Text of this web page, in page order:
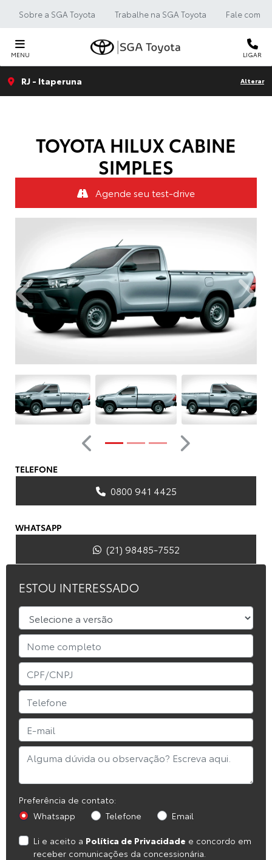
Sobre a SGA Toyota Trabalhe na SGA Toyota Fale com a
MENU LIGAR
RJ - Itaperuna Alterar
TOYOTA HILUX CABINE
SIMPLES
Agende seu test-drive
ESTOU INTERESSADO
Preferência de contato:
Whatsapp
Telefone Email
Li e aceito a Política de Privacidade e concordo em
receber comunicações da concessionária.
Anterior
Anterior
Próximo
TELEFONE
0800 941 4425
WHATSAPP
(21) 98485-7552